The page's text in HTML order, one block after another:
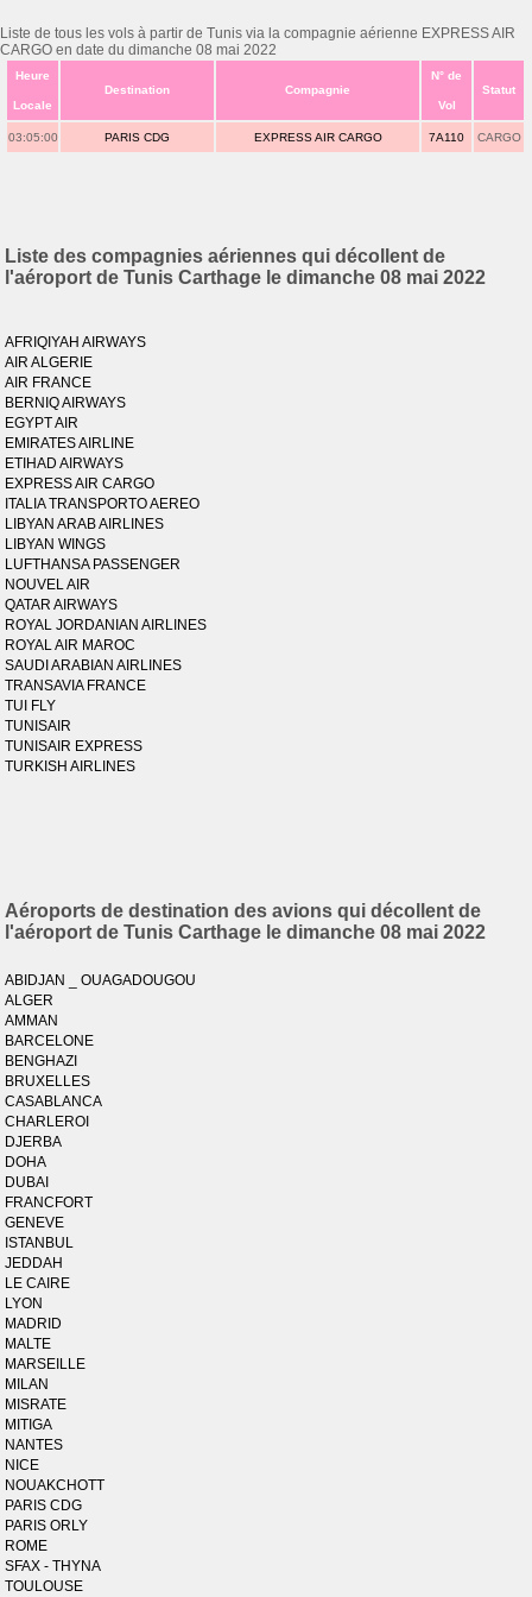
Liste de tous les vols à partir de Tunis via la compagnie aérienne EXPRESS AIR
CARGO en date du dimanche 08 mai 2022
Heure
Locale
Destination Compagnie
N° de
Vol
Statut
03:05:00 PARIS CDG EXPRESS AIR CARGO 7A110 CARGO
Liste des compagnies aériennes qui décollent de
l'aéroport de Tunis Carthage le dimanche 08 mai 2022
AFRIQIYAH AIRWAYS
AIR ALGERIE
AIR FRANCE
BERNIQ AIRWAYS
EGYPT AIR
EMIRATES AIRLINE
ETIHAD AIRWAYS
EXPRESS AIR CARGO
ITALIA TRANSPORTO AEREO
LIBYAN ARAB AIRLINES
LIBYAN WINGS
LUFTHANSA PASSENGER
NOUVEL AIR
QATAR AIRWAYS
ROYAL JORDANIAN AIRLINES
ROYAL AIR MAROC
SAUDI ARABIAN AIRLINES
TRANSAVIA FRANCE
TUI FLY
TUNISAIR
TUNISAIR EXPRESS
TURKISH AIRLINES
Aéroports de destination des avions qui décollent de
l'aéroport de Tunis Carthage le dimanche 08 mai 2022
ABIDJAN _ OUAGADOUGOU
ALGER
AMMAN
BARCELONE
BENGHAZI
BRUXELLES
CASABLANCA
CHARLEROI
DJERBA
DOHA
DUBAI
FRANCFORT
GENEVE
ISTANBUL
JEDDAH
LE CAIRE
LYON
MADRID
MALTE
MARSEILLE
MILAN
MISRATE
MITIGA
NANTES
NICE
NOUAKCHOTT
PARIS CDG
PARIS ORLY
ROME
SFAX - THYNA
TOULOUSE